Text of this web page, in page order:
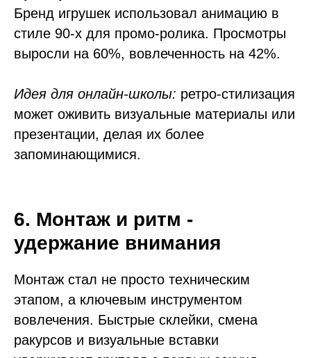
Бренд игрушек использовал анимацию в
стиле 90-х для промо-ролика. Просмотры
выросли на 60%, вовлеченность на 42%.
Идея для онлайн-школы: ретро-стилизация
может оживить визуальные материалы или
презентации, делая их более
запоминающимися.
6. Монтаж и ритм -
удержание внимания
Монтаж стал не просто техническим
этапом, а ключевым инструментом
вовлечения. Быстрые склейки, смена
ракурсов и визуальные вставки